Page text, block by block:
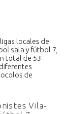
locales de
sala y fútbol 7,
total de 53
de
Vila-